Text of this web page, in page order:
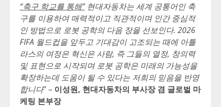
“축구 학교를 통해”현대자동차는 세계 공통어인 축
구를 이용하여 매력적이고 직관적이며 인간 중심적
인 방법으로 로봇 공학의 다음 장을 선보인다. 2026
FIFA 월드컵을 앞두고 기대감이 고조되는 때에 아틀
라스의 여정은 혁신은 사람, 즉 그들의 열정, 창의력
및 표현으로 시작되며 로봇 공학은 미래의 가능성을
확장하는데 도움이 될 수 있다는 저희의 믿음을 반영
합니다” – 이성원, 현대자동차의 부사장 겸 글로벌 마
케팅 본부장